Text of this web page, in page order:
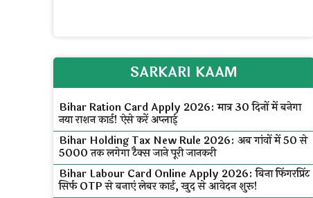
SARKARI KAAM
Bihar Ration Card Apply 2026: मात्र 30 दिनों में बनेगा
नया राशन कार्ड! ऐसे करें अप्लाई
Bihar Holding Tax New Rule 2026: अब गांवों में ₹50 से
₹5000 तक लगेगा टैक्स जाने पूरी जानकरी
Bihar Labour Card Online Apply 2026: बिना फिंगरप्रिंट
सिर्फ OTP से बनाएं लेबर कार्ड, खुद से आवेदन शुरू!